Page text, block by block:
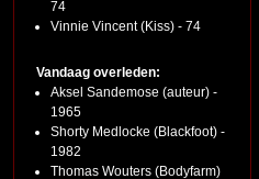
74
Vinnie Vincent (Kiss) - 74
Vandaag overleden:
Aksel Sandemose (auteur) -
1965
Shorty Medlocke (Blackfoot) -
1982
Thomas Wouters (Bodyfarm)